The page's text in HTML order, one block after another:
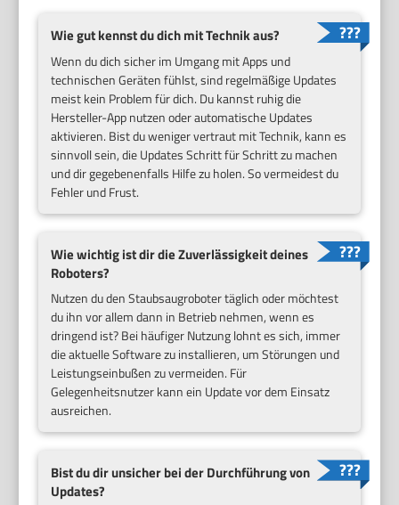
Wie gut kennst du dich mit Technik aus?
Wenn du dich sicher im Umgang mit Apps und
technischen Geräten fühlst, sind regelmäßige Updates
meist kein Problem für dich. Du kannst ruhig die
Hersteller-App nutzen oder automatische Updates
aktivieren. Bist du weniger vertraut mit Technik, kann es
sinnvoll sein, die Updates Schritt für Schritt zu machen
und dir gegebenenfalls Hilfe zu holen. So vermeidest du
Fehler und Frust.
Wie wichtig ist dir die Zuverlässigkeit deines
Roboters?
Nutzen du den Staubsaugroboter täglich oder möchtest
du ihn vor allem dann in Betrieb nehmen, wenn es
dringend ist? Bei häufiger Nutzung lohnt es sich, immer
die aktuelle Software zu installieren, um Störungen und
Leistungseinbußen zu vermeiden. Für
Gelegenheitsnutzer kann ein Update vor dem Einsatz
ausreichen.
Bist du dir unsicher bei der Durchführung von
Updates?